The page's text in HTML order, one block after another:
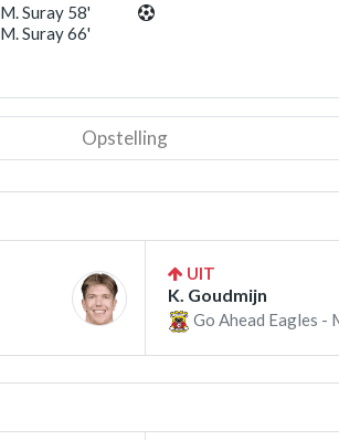
M. Suray 58'
M. Suray 66'
Opstelling
UIT
K. Goudmijn
Go Ahead Eagles -